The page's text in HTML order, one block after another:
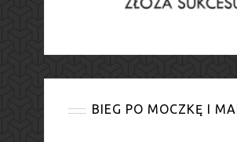
BIEG PO MOCZKĘ I